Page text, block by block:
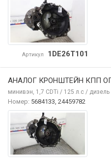
Артикул 1DE26T101
АНАЛОГ КРОНШТЕЙН КПП
минивэн, 1,7 CDTi / 125 л.с / дизель
Номер: 5684133, 24459782